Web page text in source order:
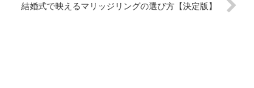
結婚式で映えるマリッジリングの選び方【決定版】